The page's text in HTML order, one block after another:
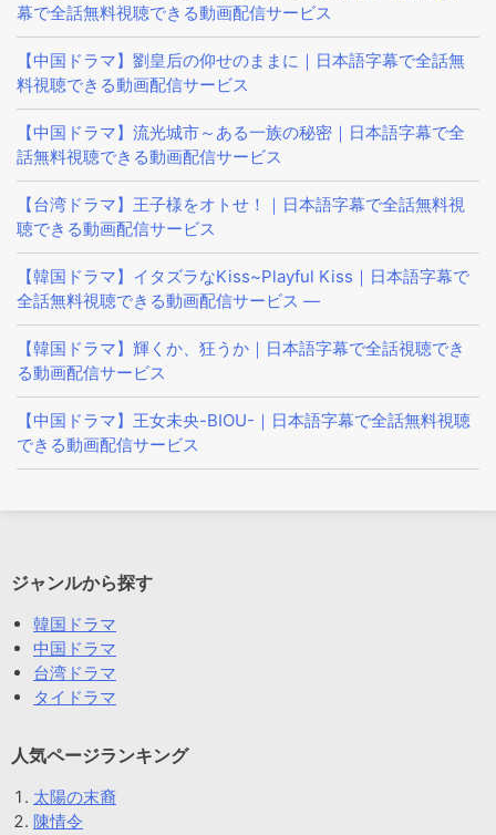
幕で全話無料視聴できる動画配信サービス
【中国ドラマ】劉皇后の仰せのままに｜日本語字幕で全話無
料視聴できる動画配信サービス
【中国ドラマ】流光城市～ある一族の秘密｜日本語字幕で全
話無料視聴できる動画配信サービス
【台湾ドラマ】王子様をオトせ！｜日本語字幕で全話無料視
聴できる動画配信サービス
【韓国ドラマ】イタズラなKiss~Playful Kiss｜日本語字幕で
全話無料視聴できる動画配信サービス —
【韓国ドラマ】輝くか、狂うか｜日本語字幕で全話視聴でき
る動画配信サービス
【中国ドラマ】王女未央-BIOU-｜日本語字幕で全話無料視聴
できる動画配信サービス
ジャンルから探す
韓国ドラマ
中国ドラマ
台湾ドラマ
タイドラマ
人気ページランキング
太陽の末裔
陳情令